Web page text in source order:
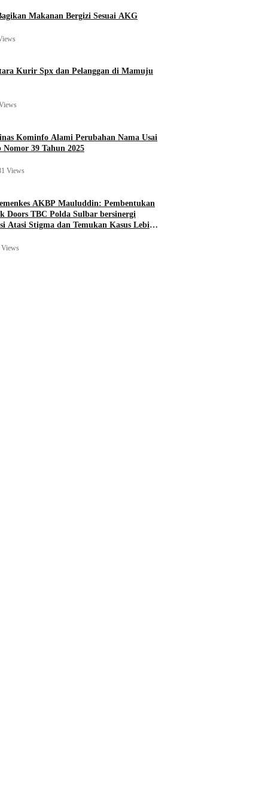
Makanan Bergizi Sesuai AKG
Kurir Spx dan Pelanggan di Mamuju
Kominfo Alami Perubahan Nama Usai
39 Tahun 2025
Views
AKBP Mauluddin: Pembentukan
Doors TBC Polda Sulbar bersinergi
Atasi Stigma dan Temukan Kasus Lebih
Views